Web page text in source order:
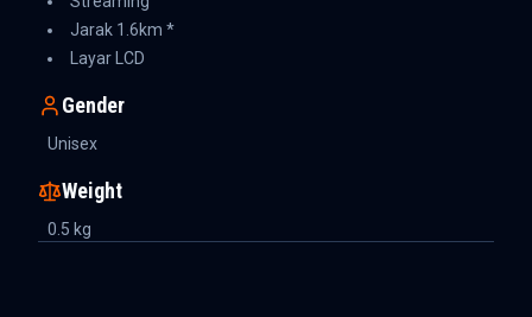
Jarak 1.6km *
Layar LCD
Gender
Unisex
Weight
0.5 kg